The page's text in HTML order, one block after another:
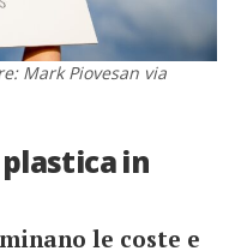
Mark Piovesan via
in
le coste e